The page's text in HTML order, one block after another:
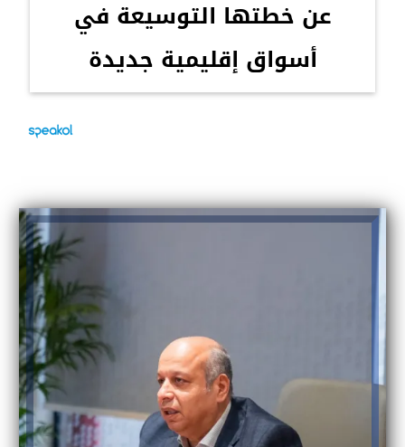
عن خطتها التوسيعة في
أسواق إقليمية جديدة